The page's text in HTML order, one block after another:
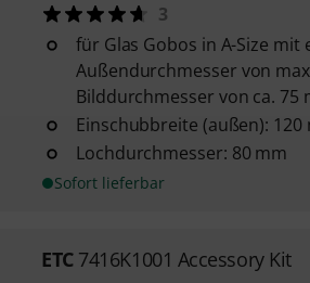
3
für Glas Gobos in A-Size mit
Außendurchmesser von
Bilddurchmesser von ca. 75
Einschubbreite (außen): 120
Lochdurchmesser: 80 mm
Sofort lieferbar
ETC 7416K1001 Accessory Kit